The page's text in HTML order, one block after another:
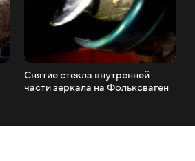
Снятие стекла внутренней
части зеркала на Фольксваген